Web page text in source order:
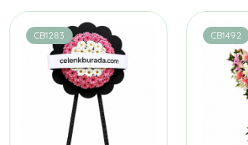
CB1283 CB1492